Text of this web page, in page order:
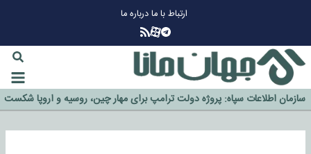
ارتباط با مادرباره ما
گزینه جدایی اوسمار روی میز مدیران پرسپولیس
آیا رئیس جمهور آمریکا قانون را دور می‌زند؟
اخراج رسمی چهره نامدار از پرسپولیس
سازمان اطلاعات سپاه: پروژه دولت ترامپ برای مهار چین، روسیه و اروپا شکست
خورد